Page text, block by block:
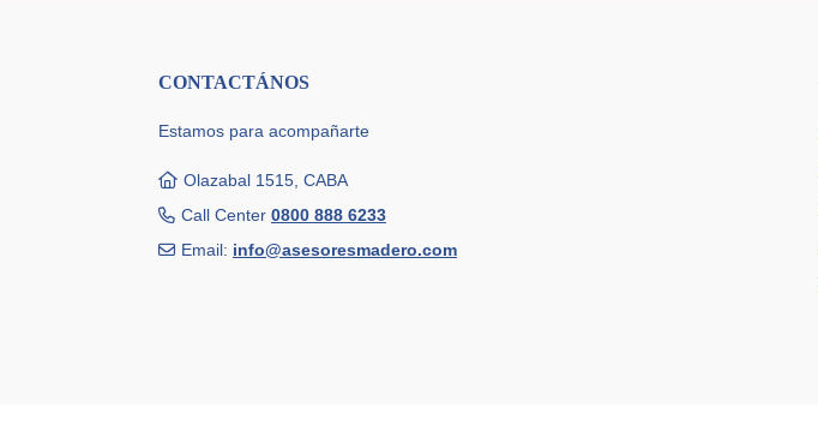
CONTACTÁNOS
Estamos para acompañarte
Olazabal 1515, CABA
Call Center 0800 888 6233
Email: info@asesoresmadero.com